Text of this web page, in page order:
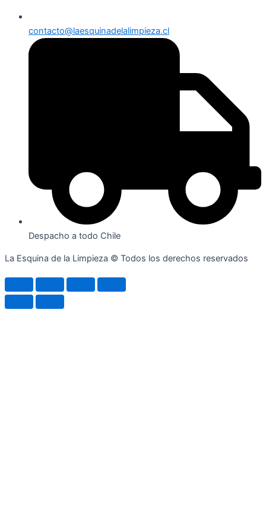
contacto@laesquinadelalimpieza.cl
Despacho a todo Chile
La Esquina de la Limpieza © Todos los derechos reservados